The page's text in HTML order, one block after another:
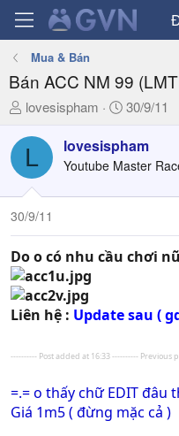
Mua & Bán
Bán ACC NM 99
T
r
e
a
d
s
t
a
r
t
e
lovesispham
N
à
y
ử
30/9/11
L lovesispham
Youtube Master
30/9/11
Do o có nhu cầu chơi
Liên hệ : Update sau (
---------- Post added at 16:33 ---------- Previous
=.= o thấy chữ EDIT đâu
Giá 1m5 ( đừng mặc cả )